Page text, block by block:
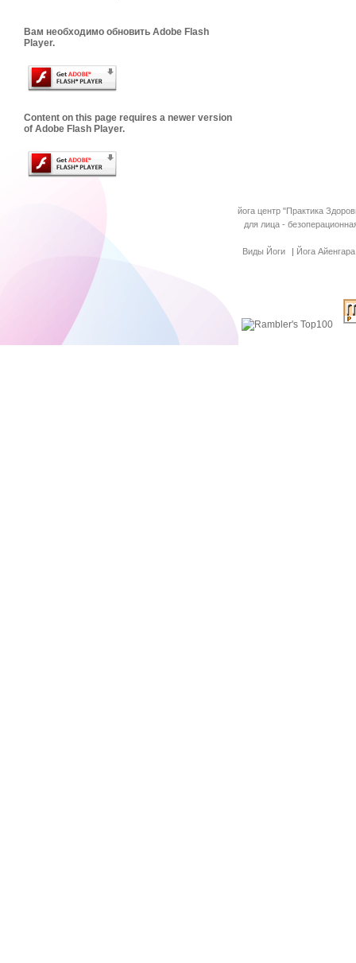
Вам необходимо обновить Adobe Flash
Player.
Content on this page requires a newer version
of Adobe Flash Player.
йога центр "Практика
для лица -
Виды Йоги | Йога Айенгара